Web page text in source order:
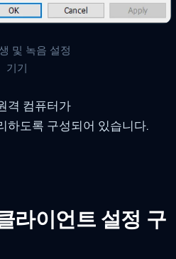
및 녹음 설정
기기
격 컴퓨터가
하도록 구성되어 있습니다.
라이언트 설정 구